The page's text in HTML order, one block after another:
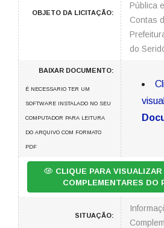
OBJETO DA LICITAÇÃO:
Pública
Contas
do
BAIXAR DOCUMENTO:
É NECESSARIO TER UM
SOFTWARE INSTALADO NO SEU
COMPUTADOR PARA LEITURA
DO ARQUIVO COM FORMATO
PDF
CLIQUE PARA
COMPLEMENTARES DO
SITUAÇÃO: